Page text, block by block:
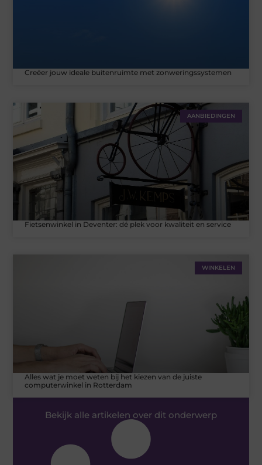
Creëer jouw ideale buitenruimte met zonweringssystemen
AANBIEDINGEN
Fietsenwinkel in Deventer: dé plek voor kwaliteit en service
WINKELEN
Alles wat je moet weten bij het kiezen van de juiste
computerwinkel in Rotterdam
Bekijk alle artikelen over dit onderwerp